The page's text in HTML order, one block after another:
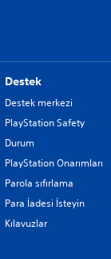
Destek
Destek merkezi
PlayStation Safety
Durum
PlayStation Onarımları
Parola sıfırlama
Para İadesi İsteyin
Kılavuzlar